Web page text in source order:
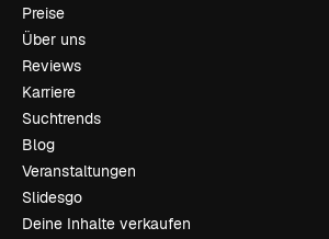
Preise
Über uns
Reviews
Karriere
Suchtrends
Blog
Veranstaltungen
Slidesgo
Deine Inhalte verkaufen